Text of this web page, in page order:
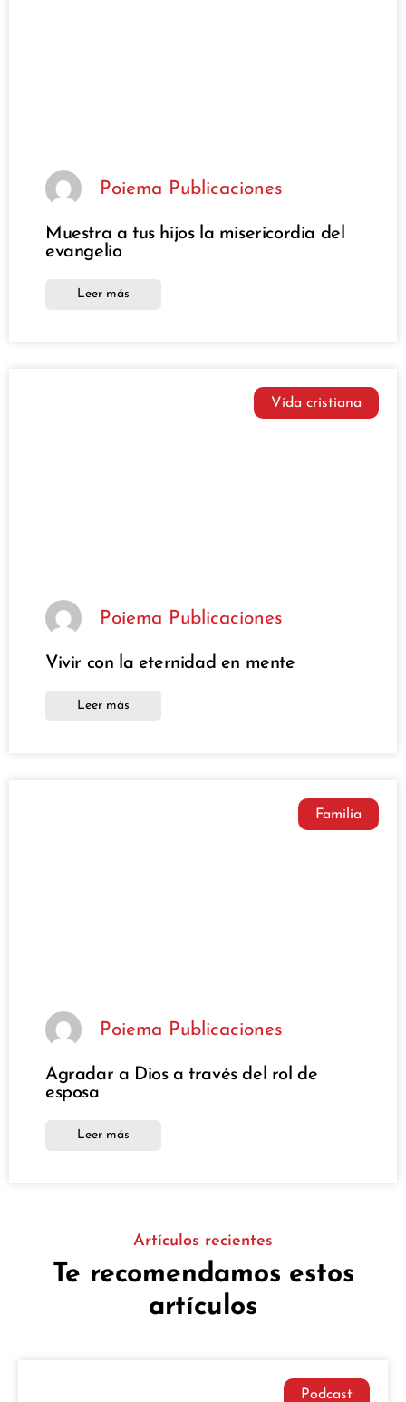
Poiema Publicaciones
Muestra a tus hijos la misericordia del
evangelio
Leer más
Vida cristiana
Poiema Publicaciones
Vivir con la eternidad en mente
Leer más
Familia
Poiema Publicaciones
Agradar a Dios a través del rol de
esposa
Leer más
Artículos recientes
Te recomendamos estos
artículos
Podcast